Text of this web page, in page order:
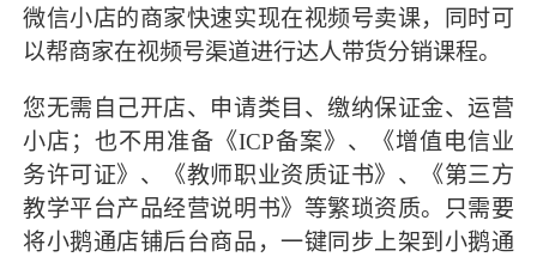
微信小店的商家快速实现在视频号卖课，同时可
以帮商家在视频号渠道进行达人带货分销课程。
您无需自己开店、申请类目、缴纳保证金、运营
小店；也不用准备《ICP备案》、《增值电信业
务许可证》、《教师职业资质证书》、《第三方
教学平台产品经营说明书》等繁琐资质。只需要
将小鹅通店铺后台商品，一键同步上架到小鹅通